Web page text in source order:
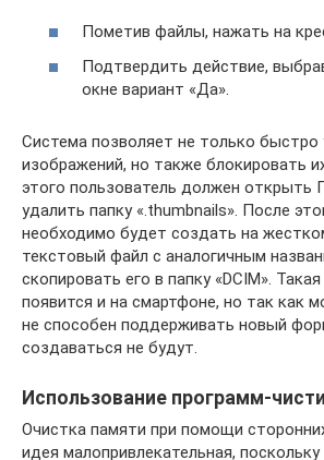
Пометив файлы, нажать на
Подтвердить действие,
окне вариант «Да».
Система позволяет не только быстро
изображений, но также блокировать
этого пользователь должен открыть
удалить папку «.thumbnails». После
необходимо будет создать на
текстовый файл с аналогичным
скопировать его в папку «DCIM».
появится и на смартфоне, но так как
не способен поддерживать новый
создаваться не будут.
Использование программ-
Очистка памяти при помощи
идея малопривлекательная,